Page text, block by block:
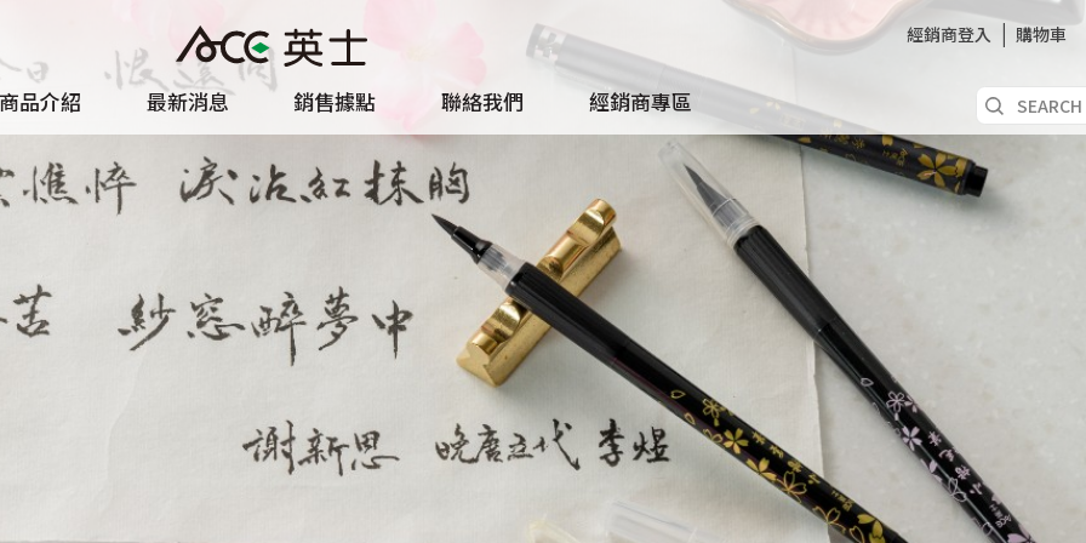
經銷商登入 購物車
品介紹 最新消息 銷售據點 聯絡我們 經銷商專區